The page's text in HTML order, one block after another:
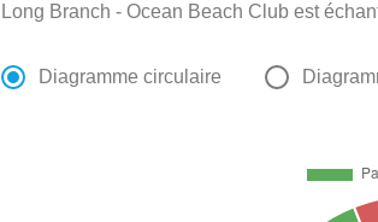
Long Branch - Ocean Beach Club est
Diagramme circulaire